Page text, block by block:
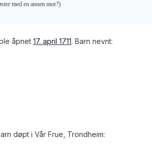
med en annen mor?)
åpnet 17. april 1711. Barn nevnt:
døpt i Vår Frue, Trondheim: